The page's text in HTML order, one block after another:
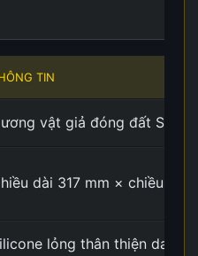
TIN
vật giả đóng đất
dài 317 mm × chiều
lỏng thân thiện da +